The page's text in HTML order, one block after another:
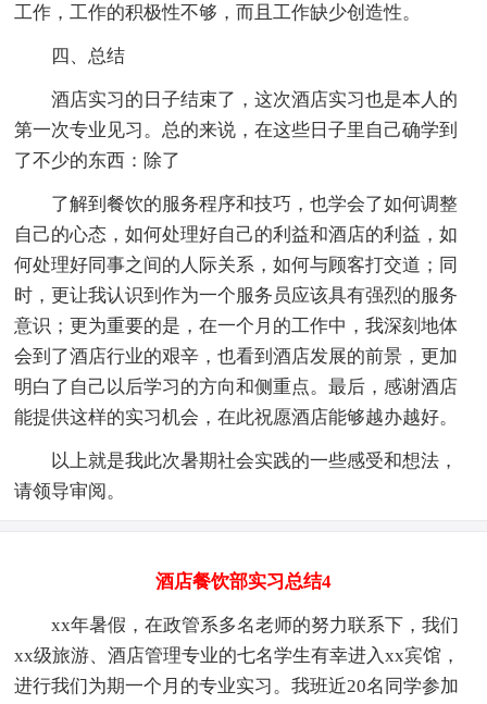
工作，工作的积极性不够，而且工作缺少创造性。
四、总结
酒店实习的日子结束了，这次酒店实习也是本人的
第一次专业见习。总的来说，在这些日子里自己确学到
了不少的东西：除了
了解到餐饮的服务程序和技巧，也学会了如何调整
自己的心态，如何处理好自己的利益和酒店的利益，如
何处理好同事之间的人际关系，如何与顾客打交道；同
时，更让我认识到作为一个服务员应该具有强烈的服务
意识；更为重要的是，在一个月的工作中，我深刻地体
会到了酒店行业的艰辛，也看到酒店发展的前景，更加
明白了自己以后学习的方向和侧重点。最后，感谢酒店
能提供这样的实习机会，在此祝愿酒店能够越办越好。
以上就是我此次暑期社会实践的一些感受和想法，
请领导审阅。
酒店餐饮部实习总结4
xx年暑假，在政管系多名老师的努力联系下，我们
xx级旅游、酒店管理专业的七名学生有幸进入xx宾馆，
进行我们为期一个月的专业实习。我班近20名同学参加